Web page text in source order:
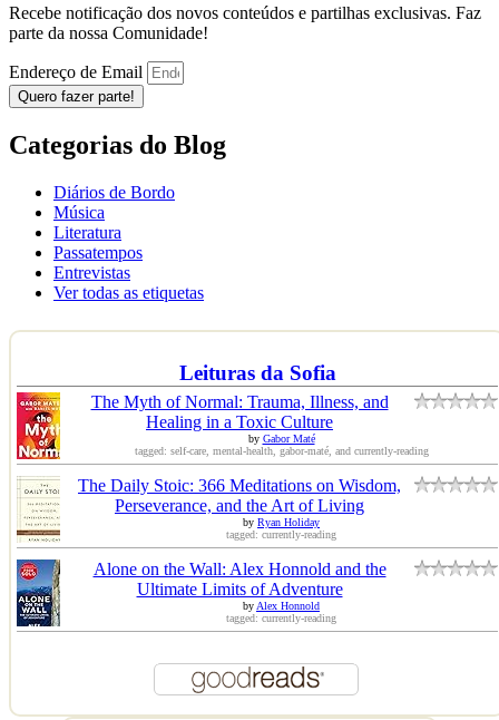
Recebe notificação dos novos conteúdos e partilhas exclusivas. Faz
parte da nossa Comunidade!
Endereço de Email
Quero fazer parte!
Categorias do Blog
Diários de Bordo
Música
Literatura
Passatempos
Entrevistas
Ver todas as etiquetas
Leituras da Sofia
The Myth of Normal: Trauma, Illness, and
Healing in a Toxic Culture
by Gabor Maté
tagged: self-care, mental-health, gabor-maté, and currently-reading
The Daily Stoic: 366 Meditations on Wisdom,
Perseverance, and the Art of Living
by Ryan Holiday
tagged: currently-reading
Alone on the Wall: Alex Honnold and the
Ultimate Limits of Adventure
byAlex Honnold
tagged: currently-reading